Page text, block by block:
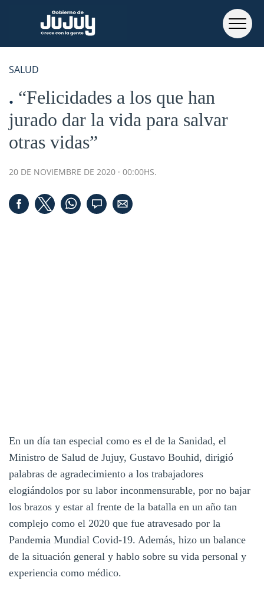
SALUD
“Felicidades a los que han
jurado dar la vida para salvar
otras vidas”
20 DE NOVIEMBRE DE 2020 · 00:00HS.
En un día tan especial como es el de la Sanidad, el
Ministro de Salud de Jujuy, Gustavo Bouhid, dirigió
palabras de agradecimiento a los trabajadores
elogiándolos por su labor inconmensurable, por no bajar
los brazos y estar al frente de la batalla en un año tan
complejo como el 2020 que fue atravesado por la
Pandemia Mundial Covid-19. Además, hizo un balance
de la situación general y hablo sobre su vida personal y
experiencia como médico.